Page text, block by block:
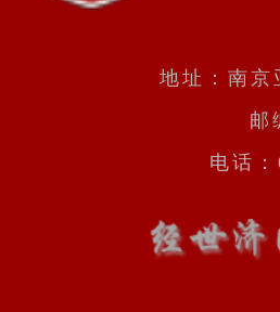
地址：南京
邮
电话